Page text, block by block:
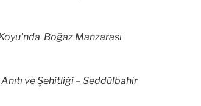
Boğaz Manzarası
ve Şehitliği – Seddülbahir